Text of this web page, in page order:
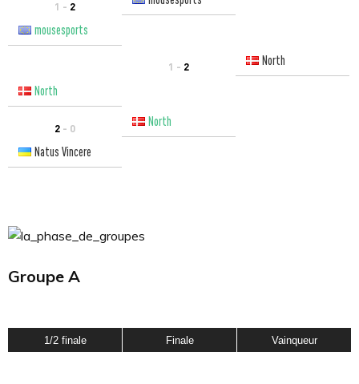
1 - 2
mousesports
1 - 2
North
North
2 - 0
North
Natus Vincere
Groupe A
1/2 finale Finale Vainqueur